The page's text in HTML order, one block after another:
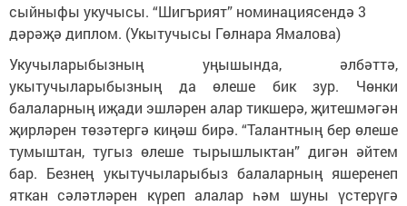
сыйныфы укучысы. “Шигърият” номинациясендә 3
дәрәҗә диплом. (Укытучысы Гөлнара Ямалова)
Укучыларыбызның уңышында, әлбәттә,
укытучыларыбызның да өлеше бик зур. Чөнки
балаларның иҗади эшләрен алар тикшерә, җитешмәгән
җирләрен төзәтергә киңәш бирә. “Талантның бер өлеше
тумыштан, тугыз өлеше тырышлыктан” дигән әйтем
бар. Безнең укытучыларыбыз балаларның яшеренеп
яткан сәләтләрен күреп алалар һәм шуны үстерүгә